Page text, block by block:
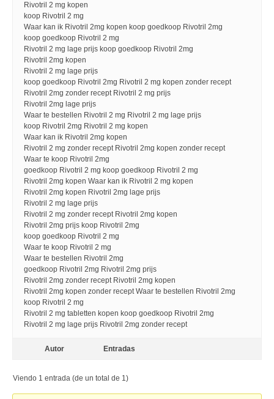
Rivotril 2 mg kopen
koop Rivotril 2 mg
Waar kan ik Rivotril 2mg kopen koop goedkoop Rivotril 2mg
koop goedkoop Rivotril 2 mg
Rivotril 2 mg lage prijs koop goedkoop Rivotril 2mg
Rivotril 2mg kopen
Rivotril 2 mg lage prijs
koop goedkoop Rivotril 2mg Rivotril 2 mg kopen zonder recept
Rivotril 2mg zonder recept Rivotril 2 mg prijs
Rivotril 2mg lage prijs
Waar te bestellen Rivotril 2 mg Rivotril 2 mg lage prijs
koop Rivotril 2mg Rivotril 2 mg kopen
Waar kan ik Rivotril 2mg kopen
Rivotril 2 mg zonder recept Rivotril 2mg kopen zonder recept
Waar te koop Rivotril 2mg
goedkoop Rivotril 2 mg koop goedkoop Rivotril 2 mg
Rivotril 2mg kopen Waar kan ik Rivotril 2 mg kopen
Rivotril 2mg kopen Rivotril 2mg lage prijs
Rivotril 2 mg lage prijs
Rivotril 2 mg zonder recept Rivotril 2mg kopen
Rivotril 2mg prijs koop Rivotril 2mg
koop goedkoop Rivotril 2 mg
Waar te koop Rivotril 2 mg
Waar te bestellen Rivotril 2mg
goedkoop Rivotril 2mg Rivotril 2mg prijs
Rivotril 2mg zonder recept Rivotril 2mg kopen
Rivotril 2mg kopen zonder recept Waar te bestellen Rivotril 2mg
koop Rivotril 2 mg
Rivotril 2 mg tabletten kopen koop goedkoop Rivotril 2mg
Rivotril 2 mg lage prijs Rivotril 2mg zonder recept
Autor Entradas
Viendo 1 entrada (de un total de 1)